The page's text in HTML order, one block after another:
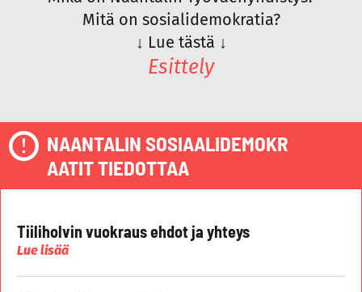
Mitä on sosialidemokratia?
↓ Lue tästä ↓
Esittely
NAANTALIN SOSIAALIDEMOKR
AATIT TIEDOTTAA
Tiiliholvin vuokraus ehdot ja yhteys
Lue lisää